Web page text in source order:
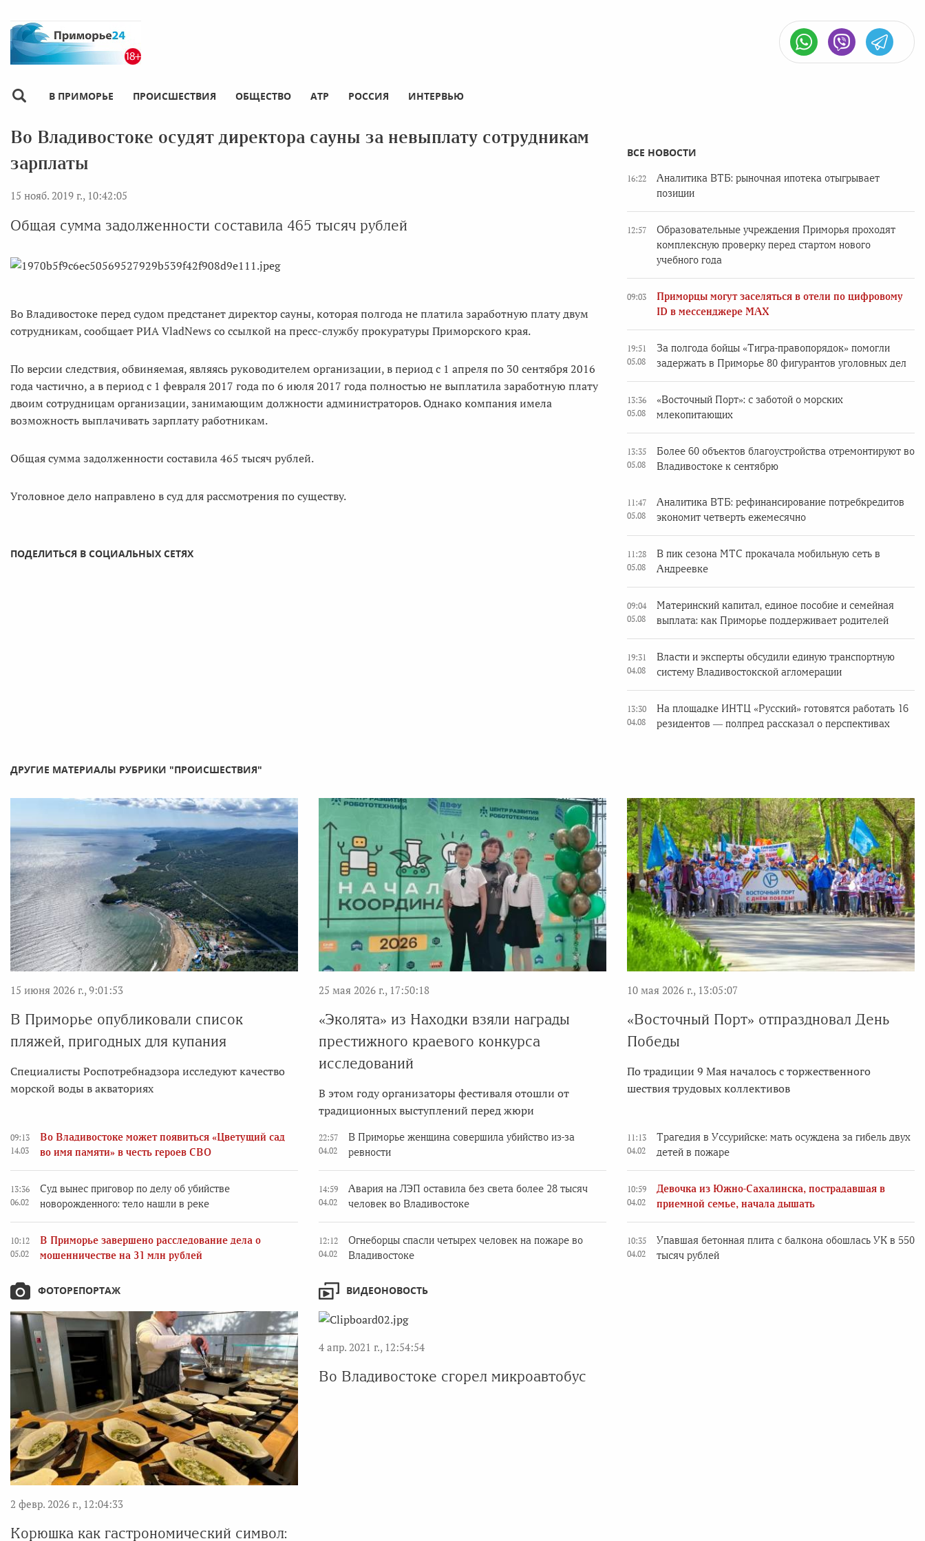
В ПРИМОРЬЕ ПРОИСШЕСТВИЯ ОБЩЕСТВО АТР РОССИЯ ИНТЕРВЬЮ
Во Владивостоке осудят директора сауны за невыплату сотрудникам
зарплаты
15 нояб. 2019 г., 10:42:05
Общая сумма задолженности составила 465 тысяч рублей
Во Владивостоке перед судом предстанет директор сауны, которая полгода не платила заработную плату двум
сотрудникам, сообщает РИА VladNews со ссылкой на пресс-службу прокуратуры Приморского края.
По версии следствия, обвиняемая, являясь руководителем организации, в период с 1 апреля по 30 сентября 2016
года частично, а в период с 1 февраля 2017 года по 6 июля 2017 года полностью не выплатила заработную плату
двоим сотрудницам организации, занимающим должности администраторов. Однако компания имела
возможность выплачивать зарплату работникам.
Общая сумма задолженности составила 465 тысяч рублей.
Уголовное дело направлено в суд для рассмотрения по существу.
ПОДЕЛИТЬСЯ В СОЦИАЛЬНЫХ СЕТЯХ
ВСЕ НОВОСТИ
16:22
Аналитика ВТБ: рыночная ипотека отыгрывает
позиции
12:57
Образовательные учреждения Приморья проходят
комплексную проверку перед стартом нового
учебного года
09:03
Приморцы могут заселяться в отели по цифровому
ID в мессенджере MAX
19:51
05.08
За полгода бойцы «Тигра-правопорядок» помогли
задержать в Приморье 80 фигурантов уголовных дел
13:36
05.08
«Восточный Порт»: с заботой о морских
млекопитающих
13:35
05.08
Более 60 объектов благоустройства отремонтируют во
Владивостоке к сентябрю
11:47
05.08
Аналитика ВТБ: рефинансирование потребкредитов
экономит четверть ежемесячно
11:28
05.08
В пик сезона МТС прокачала мобильную сеть в
Андреевке
09:04
05.08
Материнский капитал, единое пособие и семейная
выплата: как Приморье поддерживает родителей
19:31
04.08
Власти и эксперты обсудили единую транспортную
систему Владивостокской агломерации
13:30
04.08
На площадке ИНТЦ «Русский» готовятся работать 16
резидентов — полпред рассказал о перспективах
ДРУГИЕ МАТЕРИАЛЫ РУБРИКИ "ПРОИСШЕСТВИЯ"
15 июня 2026 г., 9:01:53
В Приморье опубликовали список
пляжей, пригодных для купания
Специалисты Роспотребнадзора исследуют качество
морской воды в акваториях
25 мая 2026 г., 17:50:18
«Эколята» из Находки взяли награды
престижного краевого конкурса
исследований
В этом году организаторы фестиваля отошли от
традиционных выступлений перед жюри
10 мая 2026 г., 13:05:07
«Восточный Порт» отпраздновал День
Победы
По традиции 9 Мая началось с торжественного
шествия трудовых коллективов
09:13
14.03
Во Владивостоке может появиться «Цветущий сад
во имя памяти» в честь героев СВО
13:36
06.02
Суд вынес приговор по делу об убийстве
новорожденного: тело нашли в реке
10:12
05.02
В Приморье завершено расследование дела о
мошенничестве на 31 млн рублей
22:57
04.02
В Приморье женщина совершила убийство из-за
ревности
14:59
04.02
Авария на ЛЭП оставила без света более 28 тысяч
человек во Владивостоке
12:12
04.02
Огнеборцы спасли четырех человек на пожаре во
Владивостоке
11:13
04.02
Трагедия в Уссурийске: мать осуждена за гибель двух
детей в пожаре
10:59
04.02
Девочка из Южно-Сахалинска, пострадавшая в
приемной семье, начала дышать
10:35
04.02
Упавшая бетонная плита с балкона обошлась УК в 550
тысяч рублей
ФОТОРЕПОРТАЖ
2 февр. 2026 г., 12:04:33
Корюшка как гастрономический символ:
ВИДЕОНОВОСТЬ
4 апр. 2021 г., 12:54:54
Во Владивостоке сгорел микроавтобус